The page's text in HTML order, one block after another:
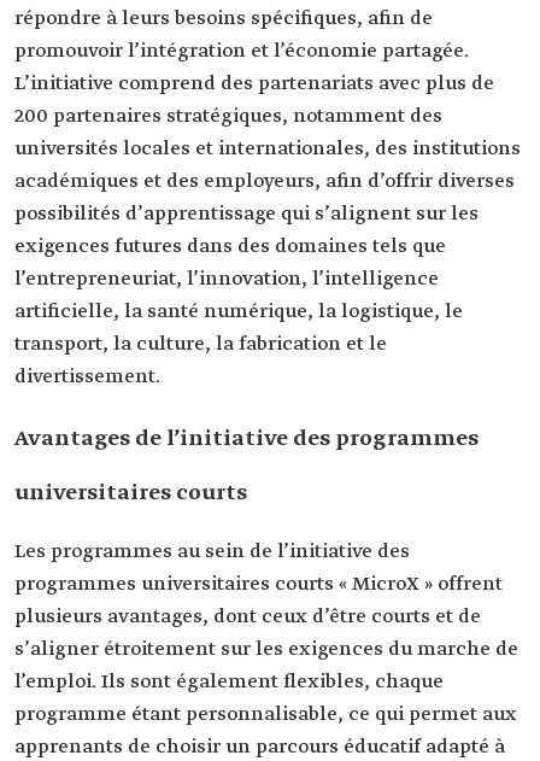
répondre à leurs besoins spécifiques, afin de
promouvoir l’intégration et l’économie partagée.
L’initiative comprend des partenariats avec plus de
200 partenaires stratégiques, notamment des
universités locales et internationales, des institutions
académiques et des employeurs, afin d’offrir diverses
possibilités d’apprentissage qui s’alignent sur les
exigences futures dans des domaines tels que
l’entrepreneuriat, l’innovation, l’intelligence
artificielle, la santé numérique, la logistique, le
transport, la culture, la fabrication et le
divertissement.
Avantages de l’initiative des programmes
universitaires courts
Les programmes au sein de l’initiative des
programmes universitaires courts « MicroX » offrent
plusieurs avantages, dont ceux d’être courts et de
s’aligner étroitement sur les exigences du marche de
l’emploi. Ils sont également flexibles, chaque
programme étant personnalisable, ce qui permet aux
apprenants de choisir un parcours éducatif adapté à